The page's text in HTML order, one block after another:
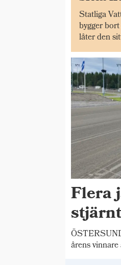
Statliga
bygger
låter den
Flera
årens